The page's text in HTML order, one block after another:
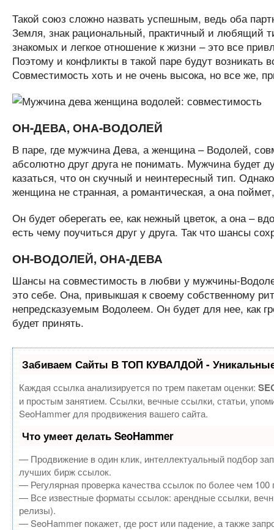
Такой союз сложно назвать успешным, ведь оба
Земля, знак рациональный, практичный и любящий
знакомых и легкое отношение к жизни – это все
Поэтому и конфликты в такой паре будут
Совместимость хоть и не очень высока, но все же,
ОН-ДЕВА, ОНА-ВОДОЛЕЙ
В паре, где мужчина Дева, а женщина – Водолей,
абсолютно друг друга не понимать. Мужчина будет
казаться, что он скучный и неинтересный тип.
женщина не странная, а романтическая, а она
Он будет оберегать ее, как нежный цветок, а она –
есть чему поучиться друг у друга. Так что шансы
ОН-ВОДОЛЕЙ, ОНА-ДЕВА
Шансы на совместимость в любви у мужчины-
это себе. Она, привыкшая к своему собственному
непредсказуемым Водолеем. Он будет для нее, как
будет принять.
Забиваем Сайты В ТОП КУВАЛДОЙ - Уникальные
Каждая ссылка анализируется по трем пакетам оценки:
и простым занятием. Ссылки, вечные ссылки, статьи,
SeoHammer для продвижения вашего сайта.
Что умеет делать SeoHammer
— Продвижение в один клик, интеллектуальный подбор
лучших бирж ссылок.
— Регулярная проверка качества ссылок по более чем
— Все известные форматы ссылок: арендные ссылки,
релизы).
— SeoHammer покажет, где рост или падение, а также